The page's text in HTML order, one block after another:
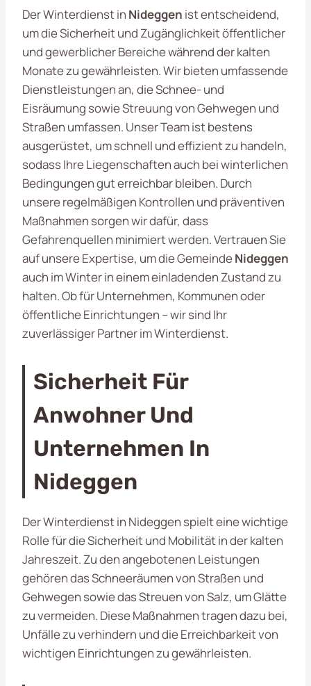
Der Winterdienst in Nideggen ist entscheidend,
um die Sicherheit und Zugänglichkeit öffentlicher
und gewerblicher Bereiche während der kalten
Monate zu gewährleisten. Wir bieten umfassende
Dienstleistungen an, die Schnee- und
Eisräumung sowie Streuung von Gehwegen und
Straßen umfassen. Unser Team ist bestens
ausgerüstet, um schnell und effizient zu handeln,
sodass Ihre Liegenschaften auch bei winterlichen
Bedingungen gut erreichbar bleiben. Durch
unsere regelmäßigen Kontrollen und präventiven
Maßnahmen sorgen wir dafür, dass
Gefahrenquellen minimiert werden. Vertrauen Sie
auf unsere Expertise, um die GemeindeNideggen
auch im Winter in einem einladenden Zustand zu
halten. Ob für Unternehmen, Kommunen oder
öffentliche Einrichtungen – wir sind Ihr
zuverlässiger Partner im Winterdienst.
Sicherheit Für
Anwohner Und
Unternehmen In
Nideggen
Der Winterdienst in Nideggen spielt eine wichtige
Rolle für die Sicherheit und Mobilität in der kalten
Jahreszeit. Zu den angebotenen Leistungen
gehören das Schneeräumen von Straßen und
Gehwegen sowie das Streuen von Salz, um Glätte
zu vermeiden. Diese Maßnahmen tragen dazu bei,
Unfälle zu verhindern und die Erreichbarkeit von
wichtigen Einrichtungen zu gewährleisten.